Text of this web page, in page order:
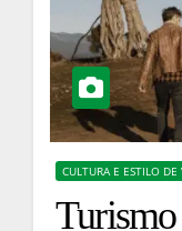
CULTURA E ESTILO DE
Turismo